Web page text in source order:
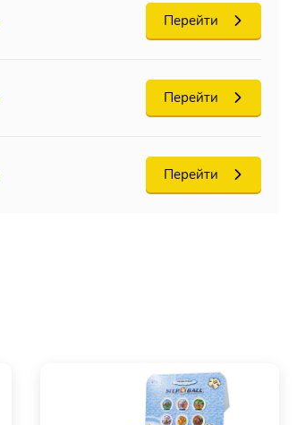
Перейти
Перейти
Перейти